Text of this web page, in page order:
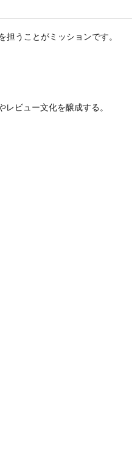
うことがミッションです。
ビュー文化を醸成する。